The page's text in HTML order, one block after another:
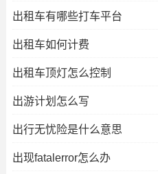
出租车有哪些打车平台
出租车如何计费
出租车顶灯怎么控制
出游计划怎么写
出行无忧险是什么意思
出现fatalerror怎么办